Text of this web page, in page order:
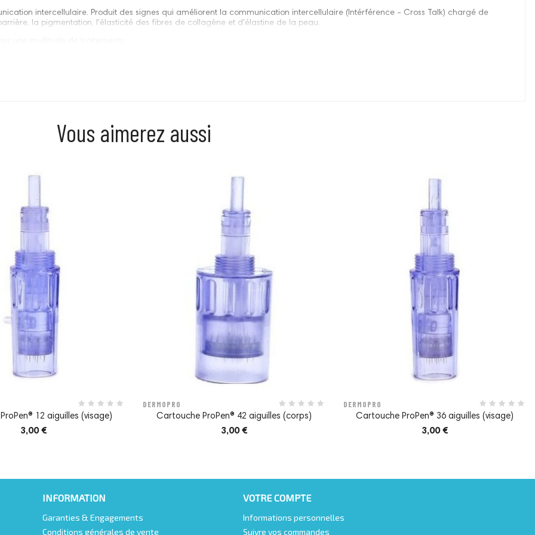
intercellulaire. Produit des signes qui améliorent la communication intercellulaire (Intérférence - Cross Talk) chargé de
la pigmentation, l'élasticité des fibres de collagène et d'élastine de la peau.
Vous aimerez aussi
12 aiguilles (visage)
3,00 €
DERMOPRO
Cartouche ProPen® 42 aiguilles (corps)
3,00 €
DERMOPRO
Cartouche ProPen® 36 aiguilles (visage)
3,00 €
INFORMATION
Garanties & Engagements
Conditions générales de vente
VOTRE COMPTE
Informations personnelles
Suivre vos commandes